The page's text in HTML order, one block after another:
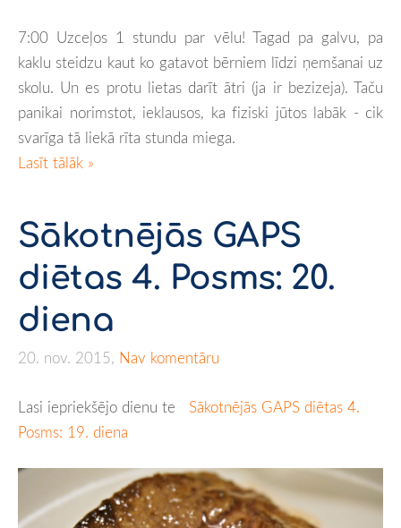
7:00 Uzceļos 1 stundu par vēlu! Tagad pa galvu, pa
kaklu steidzu kaut ko gatavot bērniem līdzi ņemšanai uz
skolu. Un es protu lietas darīt ātri (ja ir bezizeja). Taču
panikai norimstot, ieklausos, ka fiziski jūtos labāk - cik
svarīga tā liekā rīta stunda miega.
Lasīt tālāk »
Sākotnējās GAPS
diētas 4. Posms: 20.
diena
20. nov. 2015, Nav komentāru
Lasi iepriekšējo dienu te Sākotnējās GAPS diētas 4.
Posms: 19. diena